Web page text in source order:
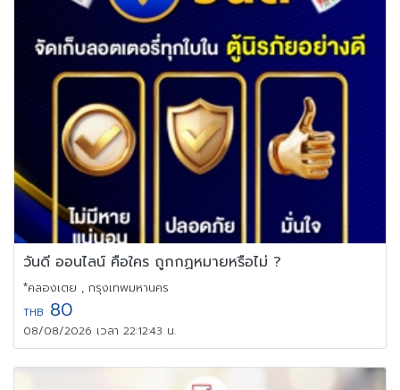
วันดี ออนไลน์ คือใคร ถูกกฏหมายหรือไม่ ?
*คลองเตย , กรุงเทพมหานคร
THB 80
08/08/2026 เวลา 22:12:43 น.